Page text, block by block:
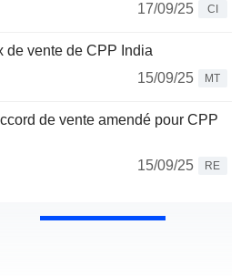
17/09/25
CI
de vente de CPP India
15/09/25
MT
de vente amendé pour CPP
15/09/25
RE